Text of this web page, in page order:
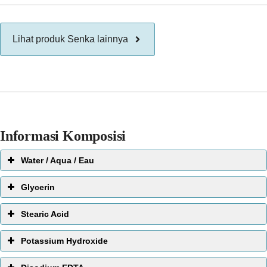
Lihat produk Senka lainnya
Informasi Komposisi
Water / Aqua / Eau
EWG Score:
1
Bahan perawatan kulit yang paling umum dari semuanya.
Biasanya terdapat di tempat pertama daftar bahan, artinya
Glycerin
Stearic Acid
Potassium Hydroxide